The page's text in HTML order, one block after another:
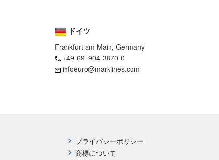
ドイツ
Frankfurt am Main, Germany
+49-69–904-3870-0
infoeuro@marklines.com
プライバシーポリシー
商標について